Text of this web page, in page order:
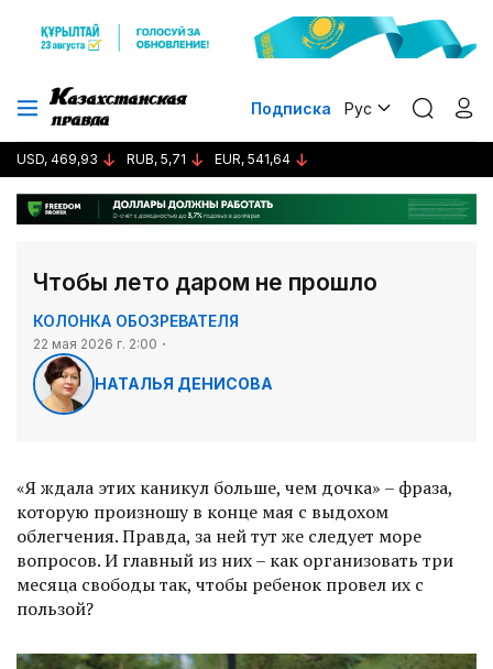
Подписка Рус
USD, 469,93 RUB, 5,71 EUR, 541,64
Чтобы лето даром не прошло
КОЛОНКА ОБОЗРЕВАТЕЛЯ
22 мая 2026 г. 2:00
НАТАЛЬЯ ДЕНИСОВА
«Я ждала этих каникул больше, чем дочка» – фраза,
которую произношу в конце мая с выдохом
облегчения. Правда, за ней тут же следует море
вопросов. И главный из них – как организовать три
месяца свободы так, чтобы ребенок провел их с
пользой?